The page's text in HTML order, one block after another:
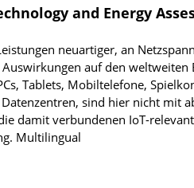
and Energy
neuartiger, an
auf den weltweiten
Tablets, Mobiltelefone,
sind hier nicht mit
damit verbundenen IoT-
Multilingual